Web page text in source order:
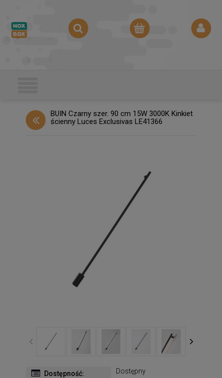
BUIN Czarny szer. 90 cm 15W 3000K Kinkiet
ścienny Luces Exclusivas LE41366
Dostępność: Dostępny